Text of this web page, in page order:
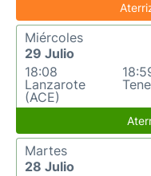
Miércoles
29 Julio
18:08
Lanzarote
(ACE)
Martes
28 Julio